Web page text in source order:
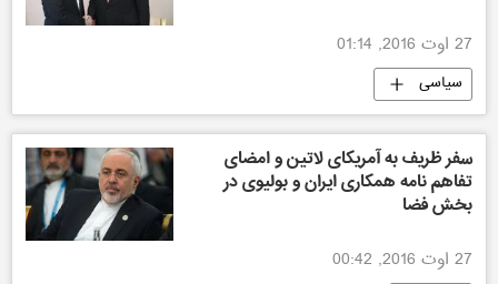
27 اوت 2016, 01:14
سیاسی
سفر ظریف به آمریکای لاتین و امضای
تفاهم نامه همکاری ایران و بولیوی در
بخش فضا
27 اوت 2016, 00:42